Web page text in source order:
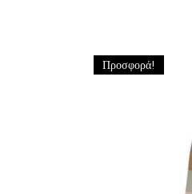
Προσφορά!